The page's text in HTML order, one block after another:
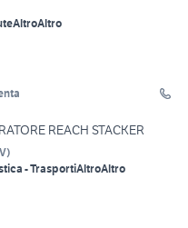
AltroAltro
REACH STACKER
)
- TrasportiAltroAltro